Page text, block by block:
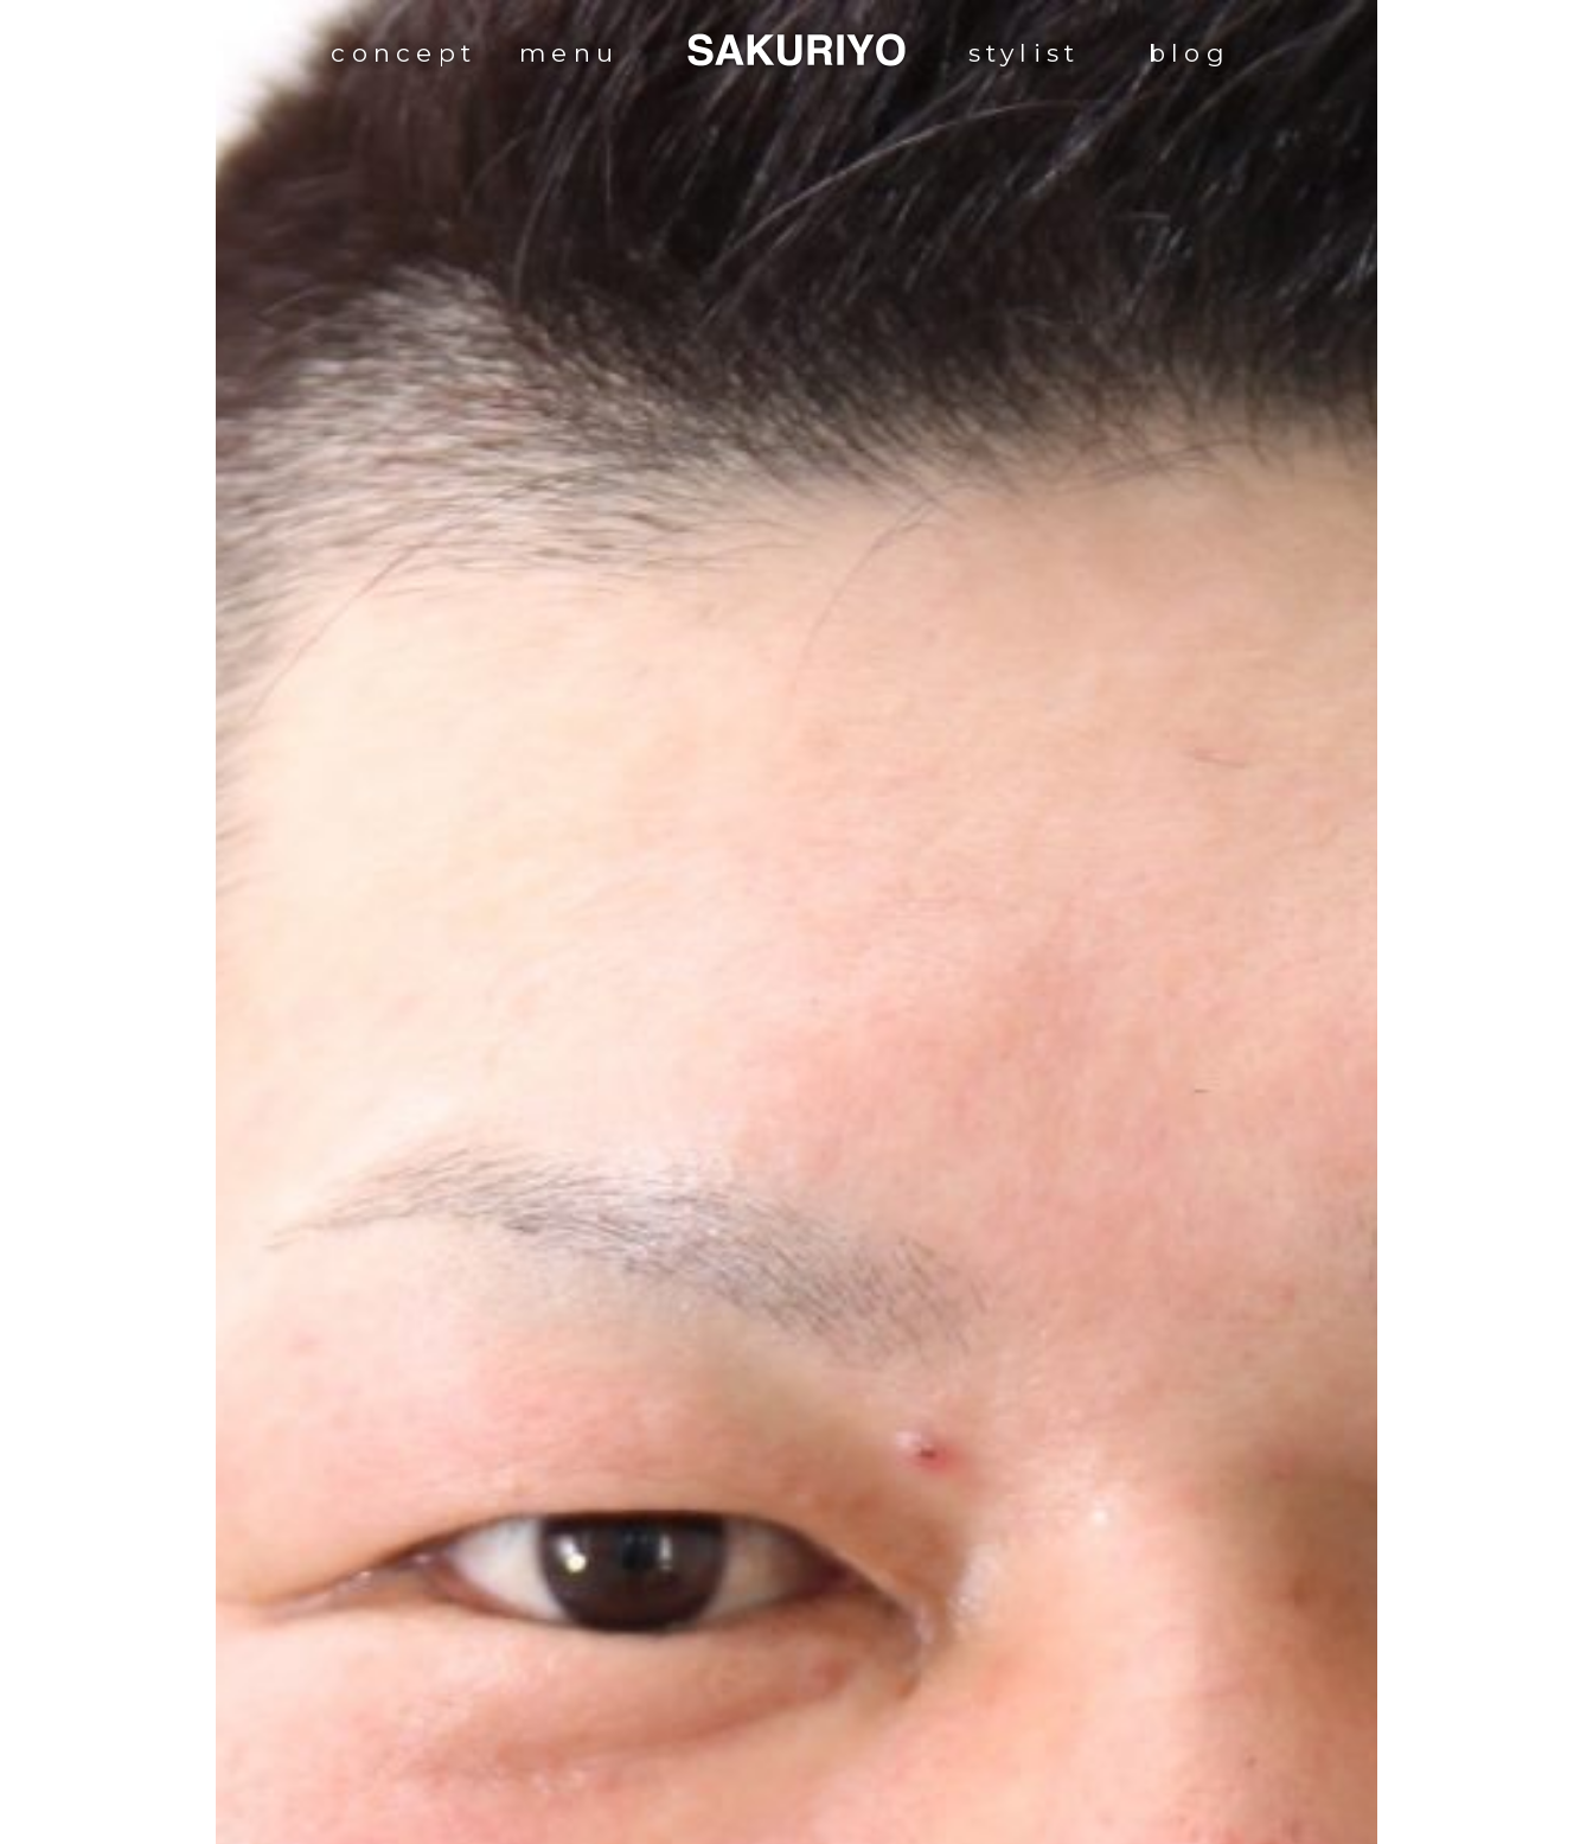
concept menu stylist blog